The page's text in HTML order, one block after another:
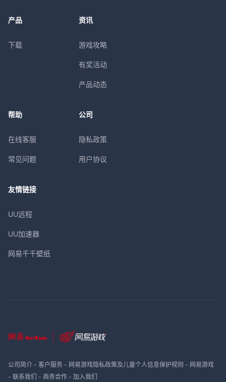
产品
下载
资讯
游戏攻略
有奖活动
产品动态
帮助
在线客服
常见问题
公司
隐私政策
用户协议
友情链接
UU远程
UU加速器
网易千千壁纸
公司简介- 客户服务- 网易游戏隐私政策及儿童个人信息保护规则 - 网易游戏
- 联系我们 - 商务合作- 加入我们